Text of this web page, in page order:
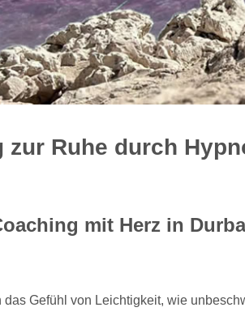
zur Ruhe durch
mit Herz in
das Gefühl von Leichtigkeit, wie